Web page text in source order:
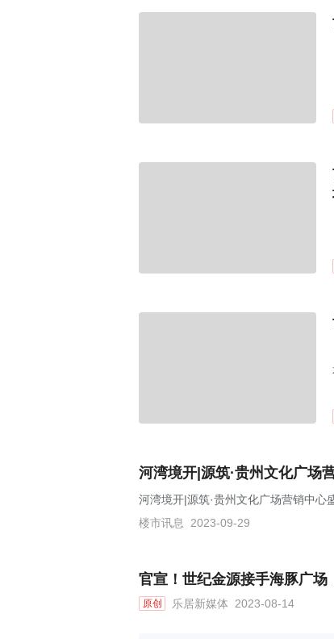
河湾境开|源筑·贵州文化广场
河湾境开|源筑·贵州文化广场营销中心
楼市讯息
2023-09-29
官宣！世纪金源接手海豚广
原创 乐居新媒体 2023-08-14